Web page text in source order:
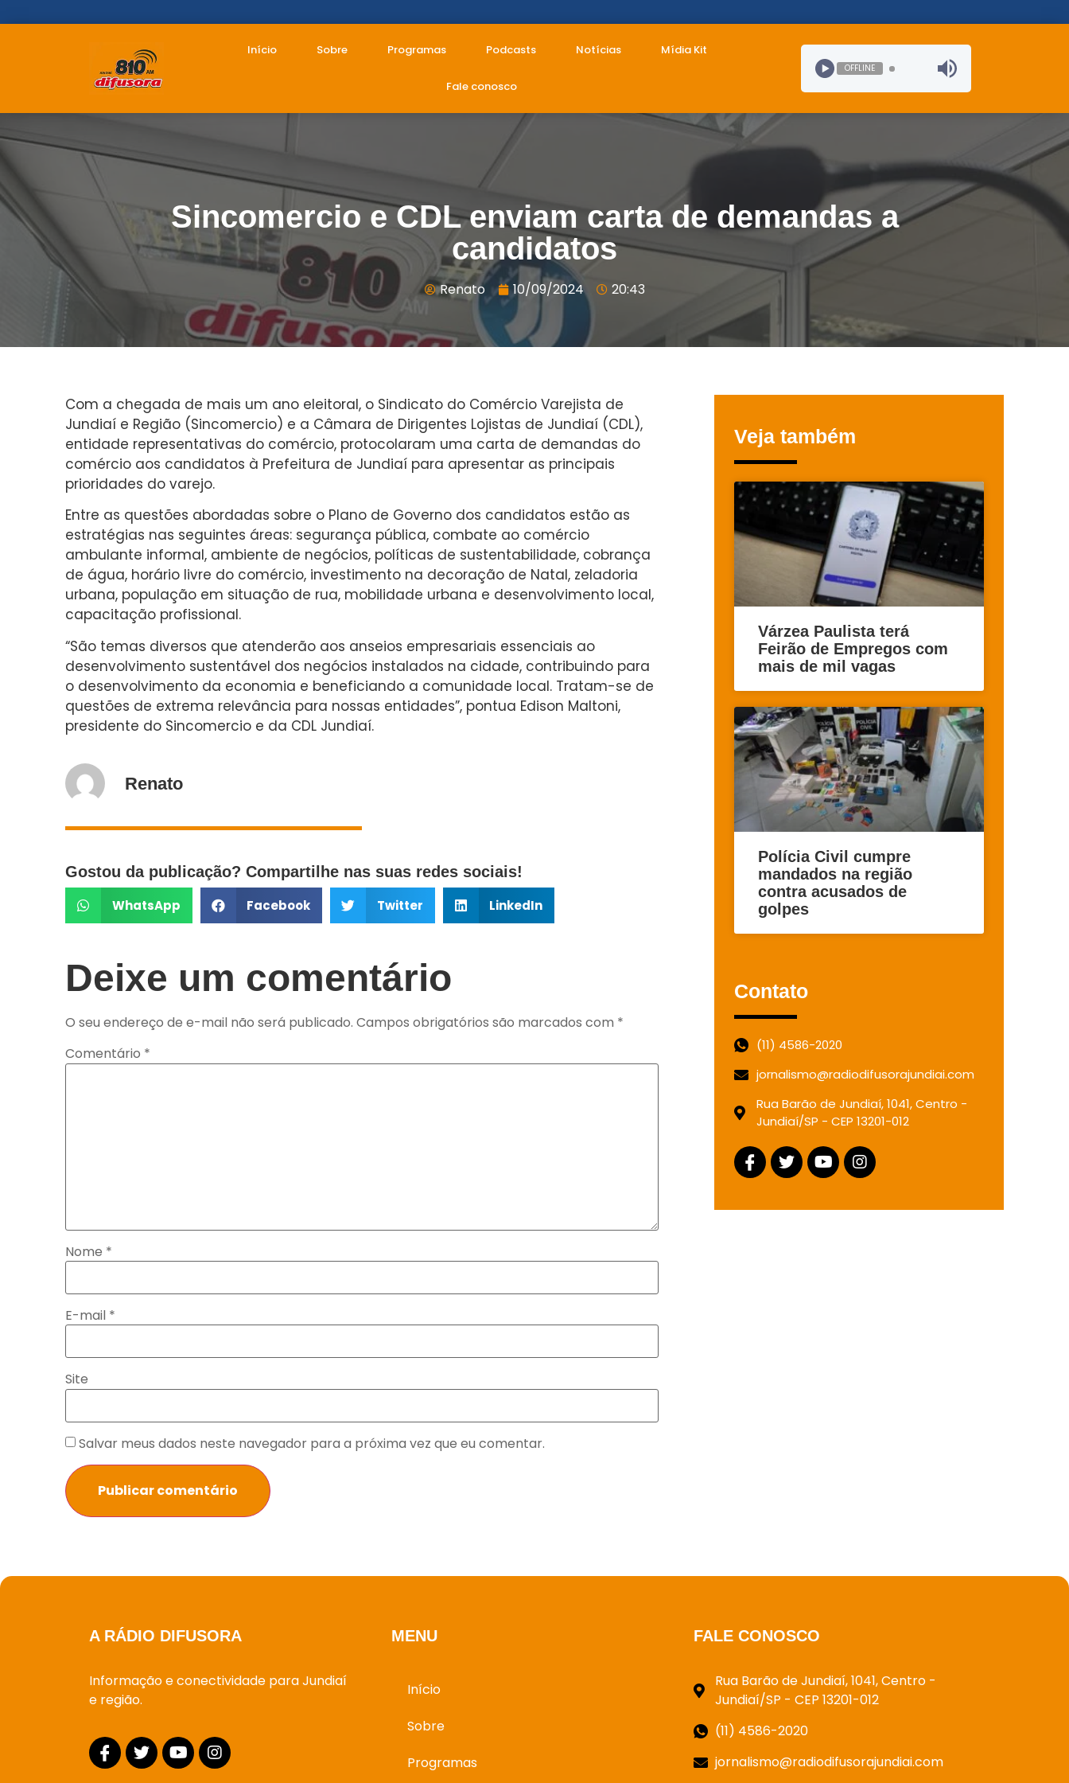
Início Sobre Programas Podcasts Notícias Mídia Kit
Fale conosco
OFFLINE
Sincomercio e CDL enviam carta de demandas a
candidatos
Renato 10/09/2024 20:43
Com a chegada de mais um ano eleitoral, o Sindicato do Comércio Varejista de
Jundiaí e Região (Sincomercio) e a Câmara de Dirigentes Lojistas de Jundiaí (CDL),
entidade representativas do comércio, protocolaram uma carta de demandas do
comércio aos candidatos à Prefeitura de Jundiaí para apresentar as principais
prioridades do varejo.
Entre as questões abordadas sobre o Plano de Governo dos candidatos estão as
estratégias nas seguintes áreas: segurança pública, combate ao comércio
ambulante informal, ambiente de negócios, políticas de sustentabilidade, cobrança
de água, horário livre do comércio, investimento na decoração de Natal, zeladoria
urbana, população em situação de rua, mobilidade urbana e desenvolvimento local,
capacitação profissional.
“São temas diversos que atenderão aos anseios empresariais essenciais ao
desenvolvimento sustentável dos negócios instalados na cidade, contribuindo para
o desenvolvimento da economia e beneficiando a comunidade local. Tratam-se de
questões de extrema relevância para nossas entidades”, pontua Edison Maltoni,
presidente do Sincomercio e da CDL Jundiaí.
Renato
Gostou da publicação? Compartilhe nas suas redes sociais!
WhatsApp Facebook Twitter LinkedIn
Deixe um comentário
O seu endereço de e-mail não será publicado. Campos obrigatórios são marcados com *
Comentário *
Nome *
E-mail *
Site
Salvar meus dados neste navegador para a próxima vez que eu comentar.
Veja também
Várzea Paulista terá
Feirão de Empregos com
mais de mil vagas
Polícia Civil cumpre
mandados na região
contra acusados de
golpes
Contato
(11) 4586-2020
jornalismo@radiodifusorajundiai.com
Rua Barão de Jundiaí, 1041, Centro -
Jundiaí/SP - CEP 13201-012
A RÁDIO DIFUSORA
Informação e conectividade para Jundiaí
e região.
MENU
Início
Sobre
Programas
FALE CONOSCO
Rua Barão de Jundiaí, 1041, Centro -
Jundiaí/SP - CEP 13201-012
(11) 4586-2020
jornalismo@radiodifusorajundiai.com